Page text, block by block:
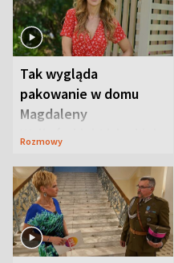
Tak wygląda
pakowanie w domu
Magdaleny
Waligórskiej-Lisieckiej.
Rozmowy